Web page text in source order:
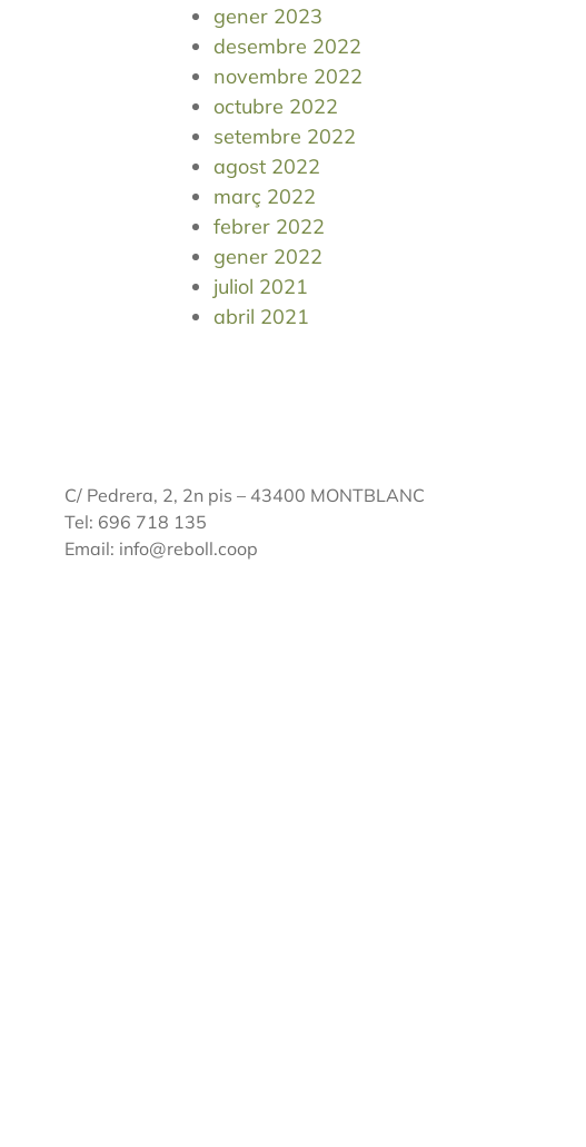
gener 2023
desembre 2022
novembre 2022
octubre 2022
setembre 2022
agost 2022
març 2022
febrer 2022
gener 2022
juliol 2021
abril 2021
C/ Pedrera, 2, 2n pis – 43400 MONTBLANC
Tel: 696 718 135
Email: info@reboll.coop